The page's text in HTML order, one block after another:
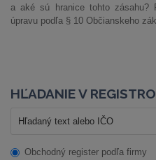
a aké sú hranice tohto zásahu?
úpravu podľa § 10 Občianskeho
HĽADANIE V
Obchodný register podľa firmy